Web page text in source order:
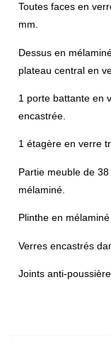
Toutes faces en
mm.
Dessus en
plateau central en
1 porte battante en
encastrée.
1 étagère en verre
Partie meuble de
mélaminé.
Plinthe en
Verres encastrés
Joints anti-